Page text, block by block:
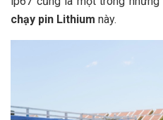
chạy pin Lithium này.